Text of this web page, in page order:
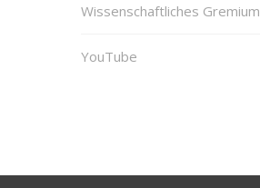
Wissenschaftliches Gremium
YouTube